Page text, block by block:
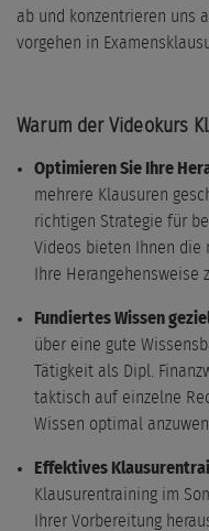
ab und konzentrieren uns
vorgehen in
Warum der Videokurs
Optimieren Sie Ihre
mehrere Klausuren
richtigen Strategie für
Videos bieten Ihnen die
Ihre Herangehensweise
Fundiertes Wissen
über eine gute
Tätigkeit als Dipl.
taktisch auf einzelne
Wissen optimal
Effektives
Klausurentraining im
Ihrer Vorbereitung